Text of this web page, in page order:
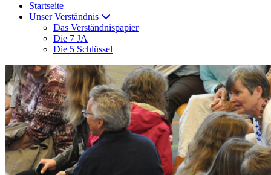
Startseite
Unser Verständnis
Das Verständnispapier
Die 7 JA
Die 5 Schlüssel